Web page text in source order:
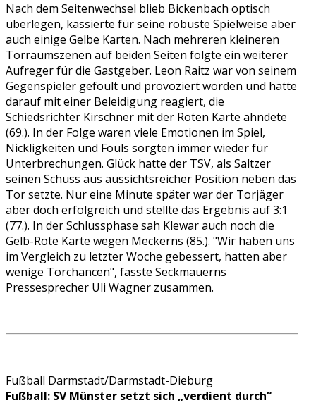
Nach dem Seitenwechsel blieb Bickenbach optisch
überlegen, kassierte für seine robuste Spielweise aber
auch einige Gelbe Karten. Nach mehreren kleineren
Torraumszenen auf beiden Seiten folgte ein weiterer
Aufreger für die Gastgeber. Leon Raitz war von seinem
Gegenspieler gefoult und provoziert worden und hatte
darauf mit einer Beleidigung reagiert, die
Schiedsrichter Kirschner mit der Roten Karte ahndete
(69.). In der Folge waren viele Emotionen im Spiel,
Nickligkeiten und Fouls sorgten immer wieder für
Unterbrechungen. Glück hatte der TSV, als Saltzer
seinen Schuss aus aussichtsreicher Position neben das
Tor setzte. Nur eine Minute später war der Torjäger
aber doch erfolgreich und stellte das Ergebnis auf 3:1
(77.). In der Schlussphase sah Klewar auch noch die
Gelb-Rote Karte wegen Meckerns (85.). "Wir haben uns
im Vergleich zu letzter Woche gebessert, hatten aber
wenige Torchancen", fasste Seckmauerns
Pressesprecher Uli Wagner zusammen.
Fußball Darmstadt/Darmstadt-Dieburg
Fußball: SV Münster setzt sich „verdient durch“